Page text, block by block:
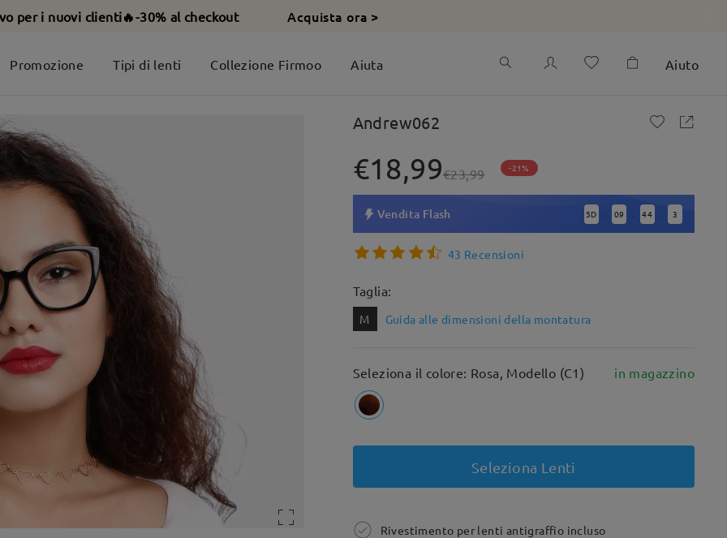
per i nuovi clienti🔥-30% al checkout Acquista ora >
Promozione Tipi di lenti Collezione Firmoo Aiuta Aiuto
Andrew062
€18,99€23,99 -21%
Vendita Flash 5D : 09 : 44 : 1
43 Recensioni
Taglia:
M Guida alle dimensioni della montatura
Seleziona il colore: Rosa, Modello (C1) in magazzino
Seleziona Lenti
Rivestimento per lenti antigraffio incluso